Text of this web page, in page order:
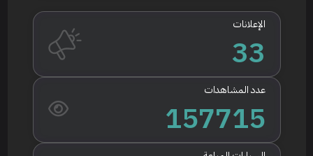
الإعلانات
33
عدد المشاهدات
157715